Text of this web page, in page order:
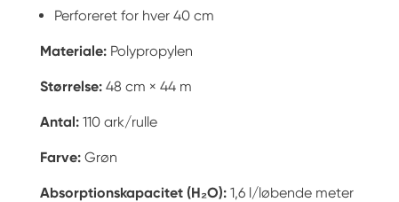
Perforeret for hver 40 cm
Materiale: Polypropylen
Størrelse: 48 cm × 44 m
Antal: 110 ark/rulle
Farve: Grøn
Absorptionskapacitet (H₂O): 1,6 l/løbende meter